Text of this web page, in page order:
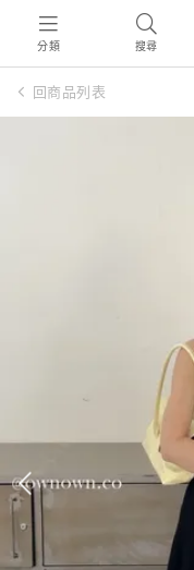
分類 搜尋
回商品列表